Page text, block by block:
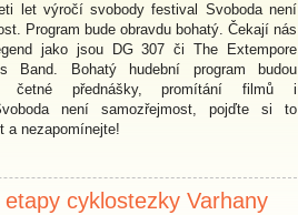
let výročí svobody festival Svoboda není
Program bude obravdu bohatý. Čekají nás
jako jsou DG 307 či The Extempore
Band. Bohatý hudební program budou
četné přednášky, promítání filmů i
není samozřejmost, pojďte si to
a nezapomínejte!
cyklostezky Varhany